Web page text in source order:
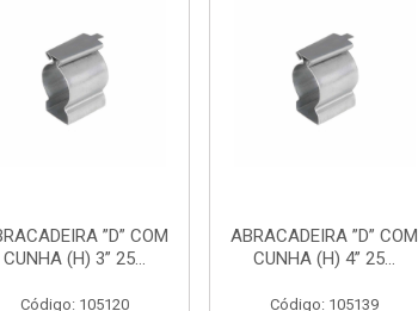
”D” COM
CUNHA (H) 3” 25...
Código: 105120
ABRACADEIRA ”D” COM
CUNHA (H) 4” 25...
Código: 105139